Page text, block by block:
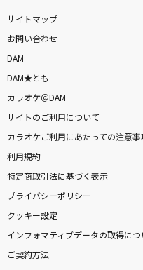
[生音]オレンジ
[生音]ちりぬるを
市川由紀乃
The 1(ONE PIECEア
muque
ゴールデンタイムラバ
サイトマップ
お問い合わせ
DAM
DAM★とも
カラオケ＠DAM
サイトのご利用について
カラオケご利用にあたっての注意事
利用規約
特定商取引法に基づく表示
プライバシーポリシー
クッキー設定
インフォマティブデータの取得につ
ご契約方法